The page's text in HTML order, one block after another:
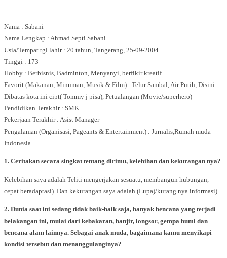
Nama : Sabani
Nama Lengkap : Ahmad Septi Sabani
Usia/Tempat tgl lahir : 20 tahun, Tangerang, 25-09-2004
Tinggi : 173
Hobby : Berbisnis, Badminton, Menyanyi, berfikir kreatif
Favorit (Makanan, Minuman, Musik & Film) : Telur Sambal, Air Putih, Disini
Dibatas kota ini cipt( Tommy j pisa), Petualangan (Movie/superhero)
Pendidikan Terakhir : SMK
Pekerjaan Terakhir : Asist Manager
Pengalaman (Organisasi, Pageants & Entertainment) : Jurnalis,Rumah muda
Indonesia
1. Ceritakan secara singkat tentang dirimu, kelebihan dan kekurangan nya?
Kelebihan saya adalah Teliti mengerjakan sesuatu, membangun hubungan,
cepat beradaptasi). Dan kekurangan saya adalah (Lupa)/kurang nya informasi).
2. Dunia saat ini sedang tidak baik-baik saja, banyak bencana yang terjadi
belakangan ini, mulai dari kebakaran, banjir, longsor, gempa bumi dan
bencana alam lainnya. Sebagai anak muda, bagaimana kamu menyikapi
kondisi tersebut dan menanggulanginya?